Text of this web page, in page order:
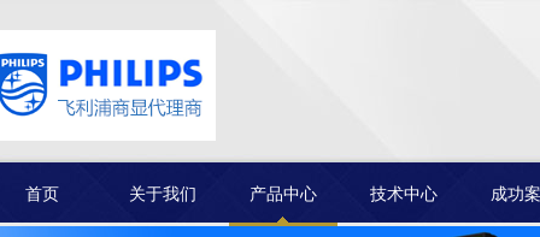
首页 关于我们 产品中心 技术中心 成功